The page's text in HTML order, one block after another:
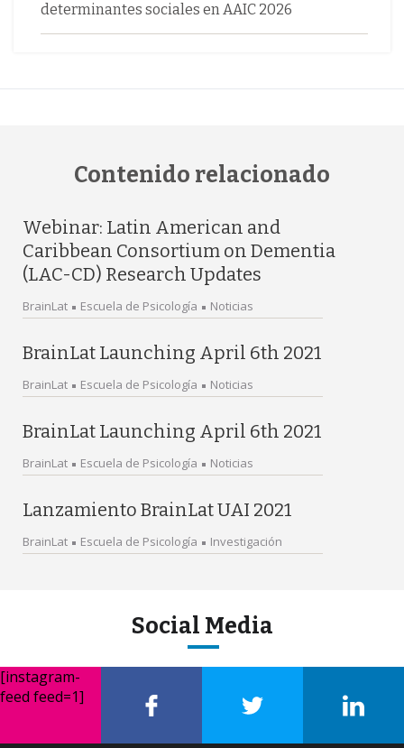
determinantes sociales en AAIC 2026
Contenido relacionado
Webinar: Latin American and
Caribbean Consortium on Dementia
(LAC-CD) Research Updates
BrainLat Escuela de Psicología Noticias
BrainLat Launching April 6th 2021
BrainLat Escuela de Psicología Noticias
BrainLat Launching April 6th 2021
BrainLat Escuela de Psicología Noticias
Lanzamiento BrainLat UAI 2021
BrainLat Escuela de Psicología Investigación
Social Media
[instagram-
feed feed=1]